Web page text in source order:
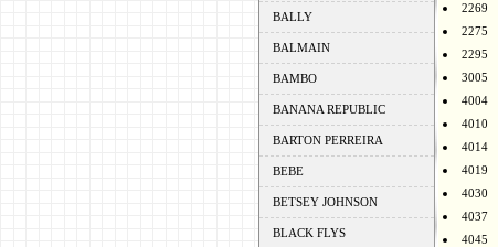
BALLY
BALMAIN
BAMBO
BANANA REPUBLIC
BARTON PERREIRA
BEBE
BETSEY JOHNSON
BLACK FLYS
2269
2275
2295
3005
4004
4010
4014
4019
4030
4037
4045